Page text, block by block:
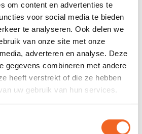
om content en advertenties te
voor social media te bieden
te analyseren. Ook delen we
van onze site met onze
adverteren en analyse. Deze
gegevens combineren met andere
heeft verstrekt of die ze hebben
uw gebruik van hun services.
verstelbaar
685 cm2
865 gr